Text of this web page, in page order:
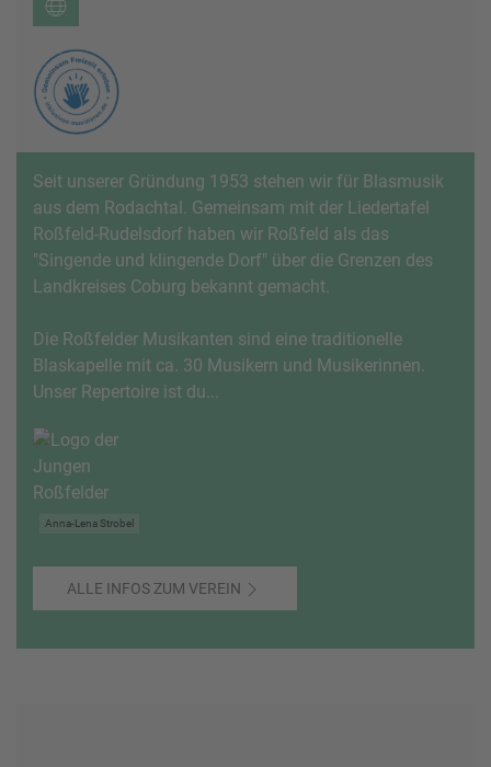
Seit unserer Gründung 1953 stehen wir für Blasmusik
aus dem Rodachtal. Gemeinsam mit der Liedertafel
Roßfeld-Rudelsdorf haben wir Roßfeld als das
"Singende und klingende Dorf" über die Grenzen des
Landkreises Coburg bekannt gemacht.
Die Roßfelder Musikanten sind eine traditionelle
Blaskapelle mit ca. 30 Musikern und Musikerinnen.
Unser Repertoire ist du...
Anna-Lena Strobel
ALLE INFOS ZUM VEREIN